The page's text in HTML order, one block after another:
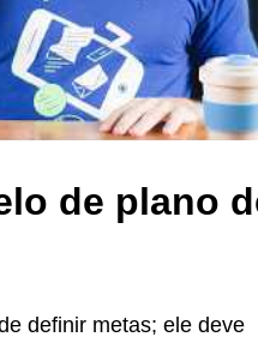
de plano
definir metas; ele deve